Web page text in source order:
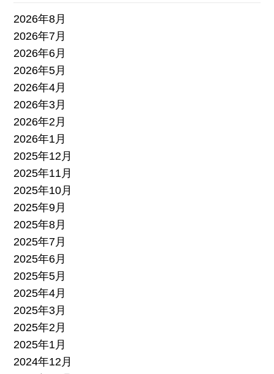
2026年8月
2026年7月
2026年6月
2026年5月
2026年4月
2026年3月
2026年2月
2026年1月
2025年12月
2025年11月
2025年10月
2025年9月
2025年8月
2025年7月
2025年6月
2025年5月
2025年4月
2025年3月
2025年2月
2025年1月
2024年12月